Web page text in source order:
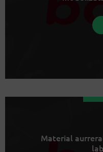
Material